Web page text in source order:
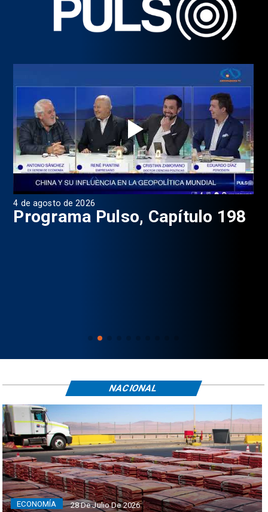
4 de agosto de 2026
Programa Pulso, Capítulo 198
ECONOMÍA 28 De Julio De 2026
NACIONAL